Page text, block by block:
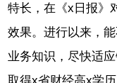
特长，在《x日报》
效果。进行以来，
业务知识，尽快适
取得x省财经高x学